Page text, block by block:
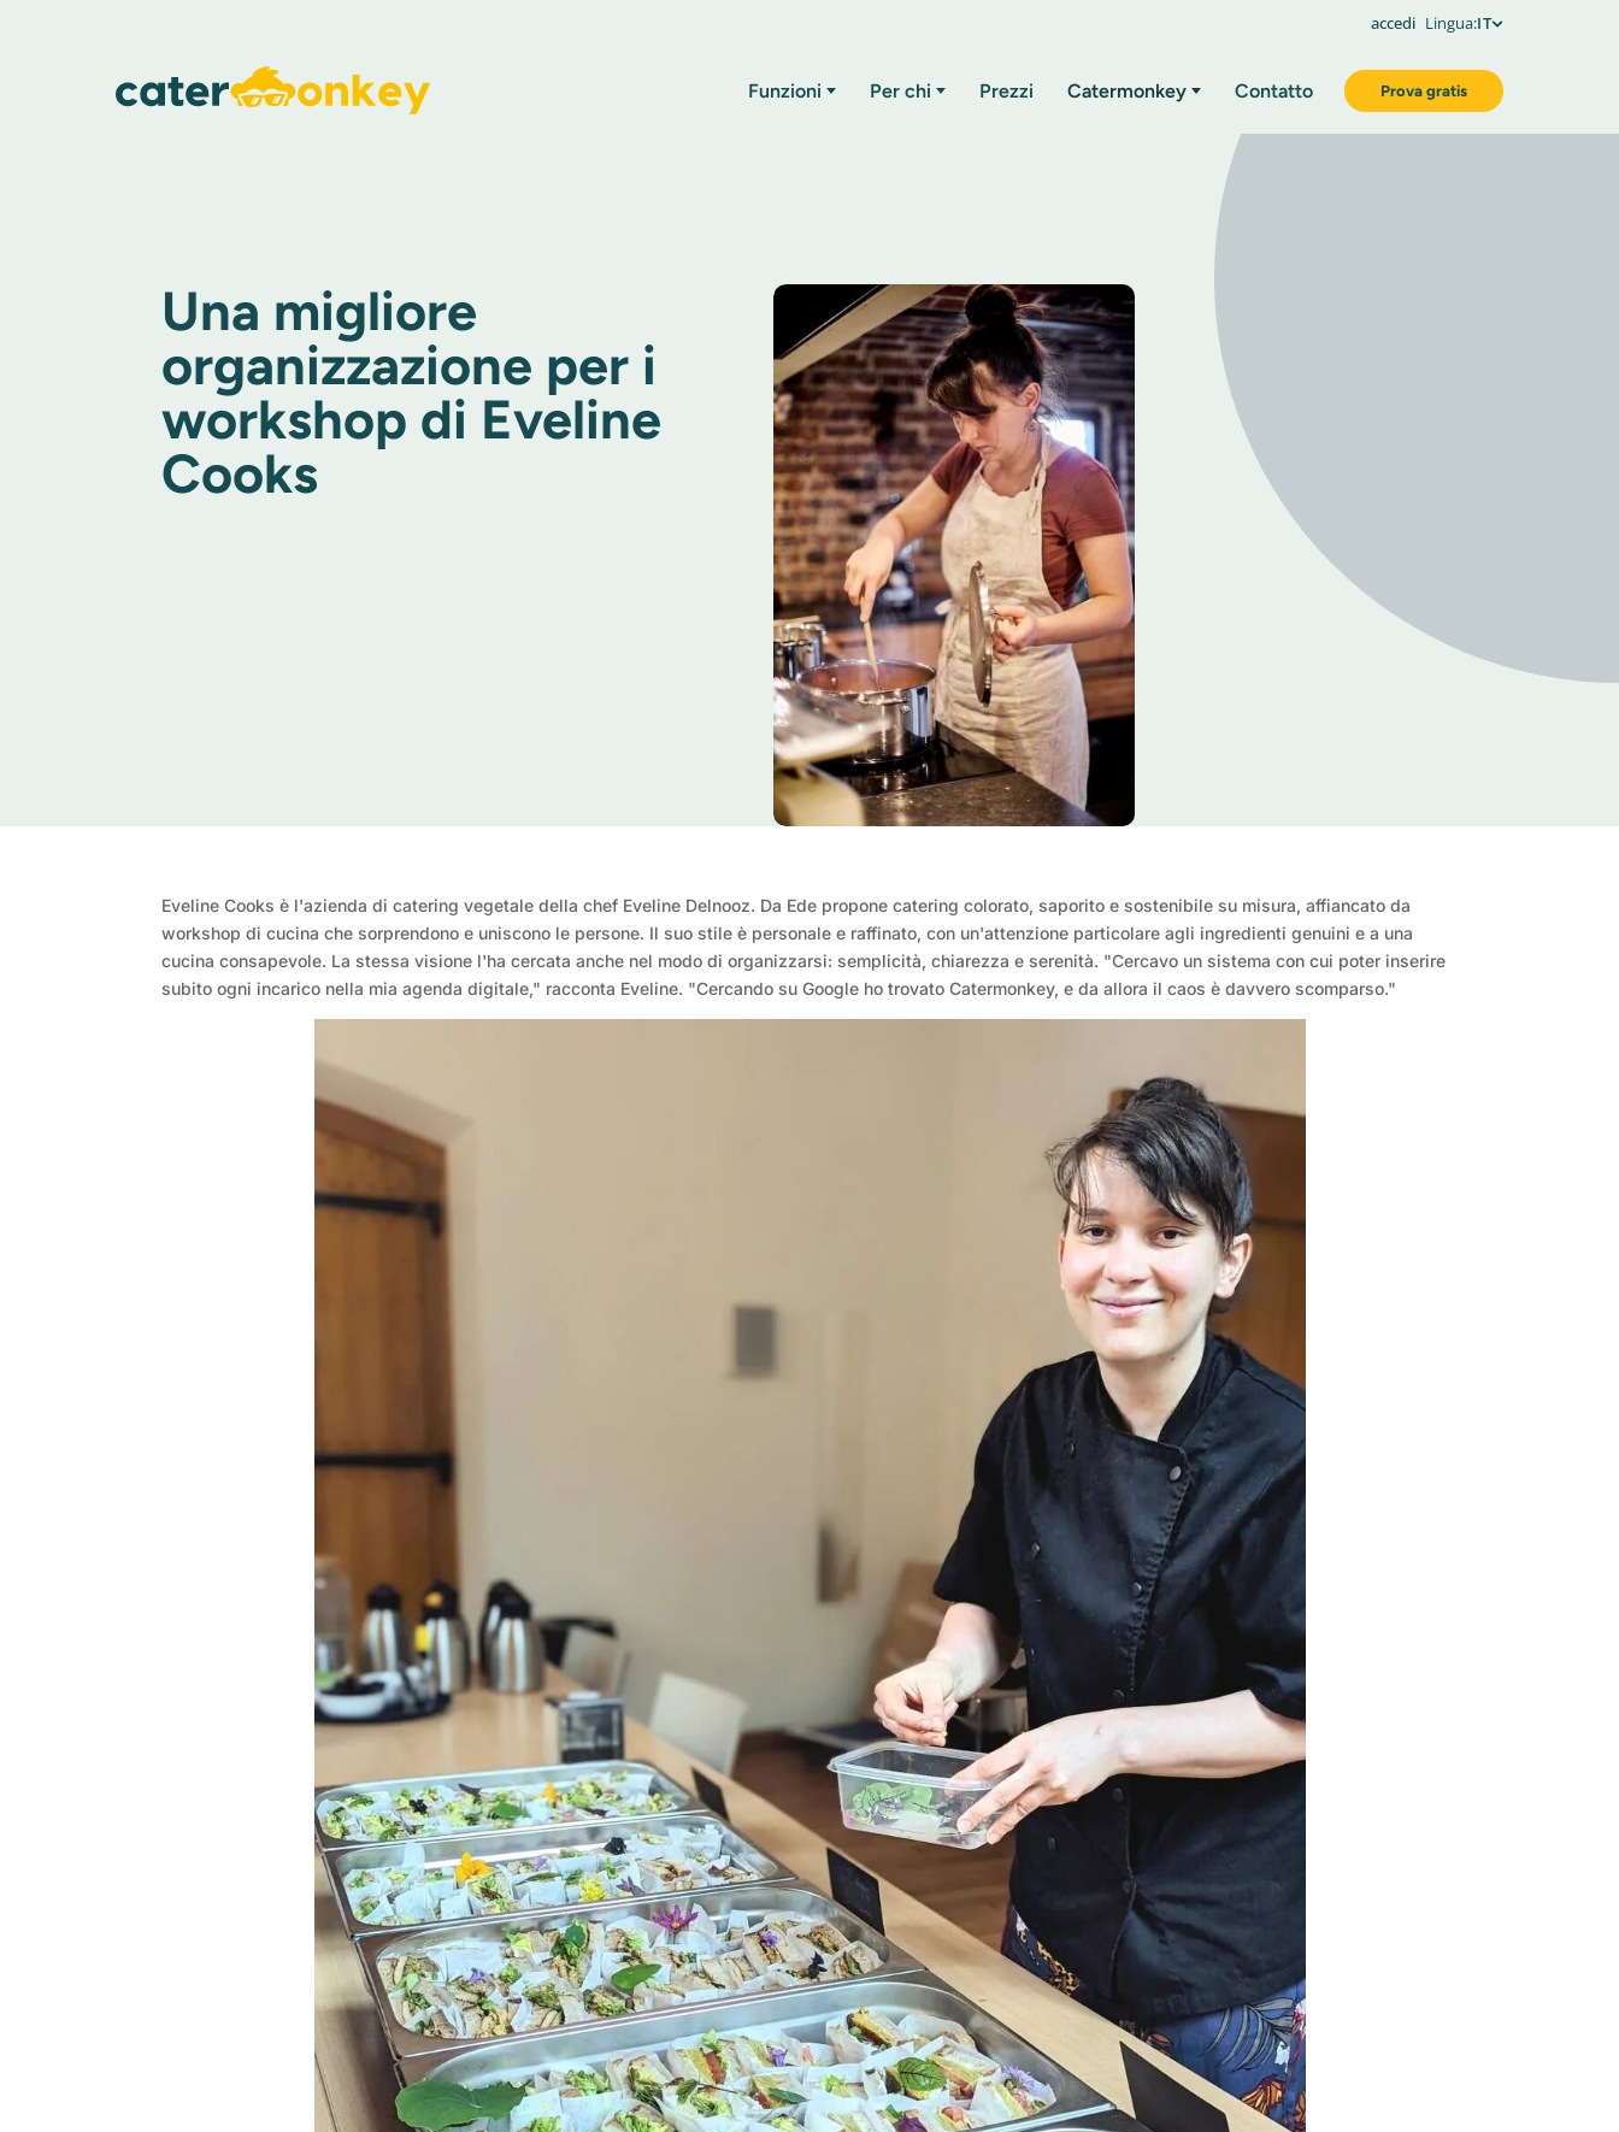
accedi Lingua:IT
Funzioni Per chi Prezzi Catermonkey Contatto Prova gratis
Una migliore
organizzazione per i
workshop di Eveline
Cooks
Eveline Cooks è l'azienda di catering vegetale della chef Eveline Delnooz. Da Ede propone catering colorato, saporito e sostenibile su misura, affiancato da
workshop di cucina che sorprendono e uniscono le persone. Il suo stile è personale e raffinato, con un'attenzione particolare agli ingredienti genuini e a una
cucina consapevole. La stessa visione l'ha cercata anche nel modo di organizzarsi: semplicità, chiarezza e serenità. "Cercavo un sistema con cui poter inserire
subito ogni incarico nella mia agenda digitale," racconta Eveline. "Cercando su Google ho trovato Catermonkey, e da allora il caos è davvero scomparso."